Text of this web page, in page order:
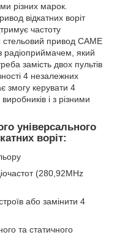
різних марок.
відкатних воріт
частоту
привод CAME
радіоприймачем, який
замість двох пультів
4 незалежних
змогу керувати 4
і з різними
універсального
воріт:
(280,92MHz
або замінити 4
та статичного